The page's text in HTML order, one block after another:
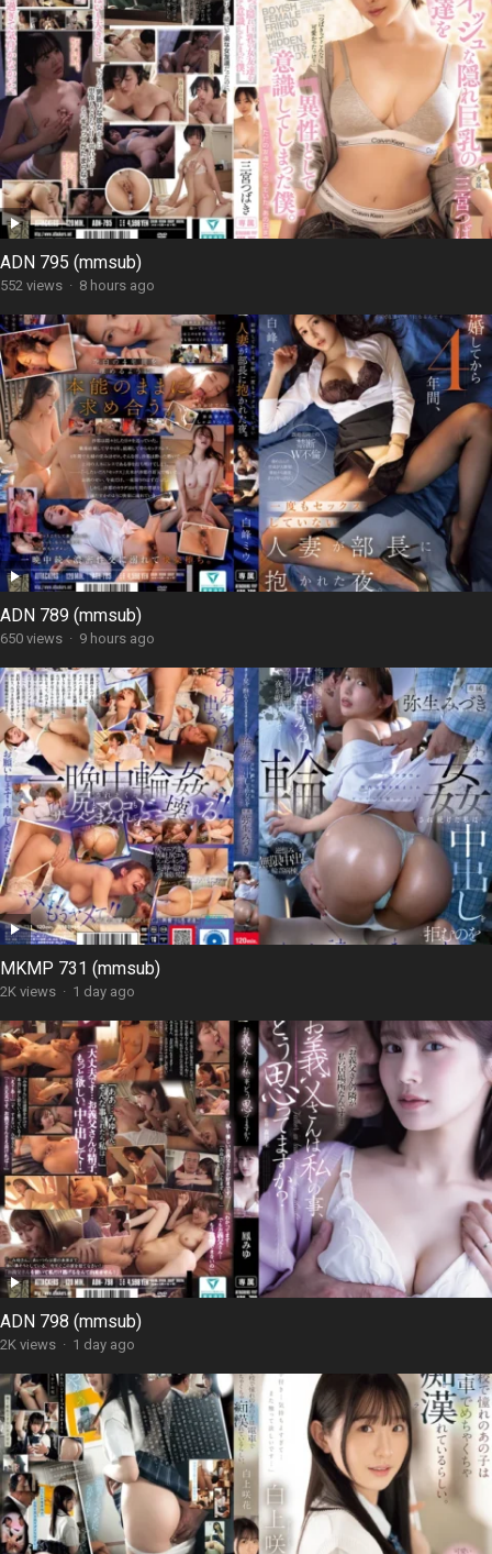
ADN 795 (mmsub)
552 views · 8 hours ago
ADN 789 (mmsub)
650 views · 9 hours ago
MKMP 731 (mmsub)
2K views · 1 day ago
ADN 798 (mmsub)
2K views · 1 day ago